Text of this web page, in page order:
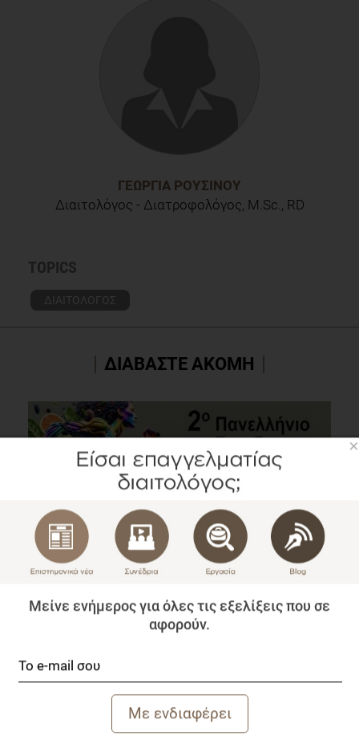
ΓΕΩΡΓΊΑ ΡΟΥΣΙΝΟΎ
Διαιτολόγος - Διατροφολόγος, M.Sc., RD
TOPICS
ΔΙΑΙΤΟΛΟΓΟΣ
ΔΙΑΒΑΣΤΕ ΑΚΟΜΗ
στην ανάγκη αναπλήρωσης του οργανισμού
×
Μείνε ενήμερος για όλες τις εξελίξεις που σε
αφορούν.